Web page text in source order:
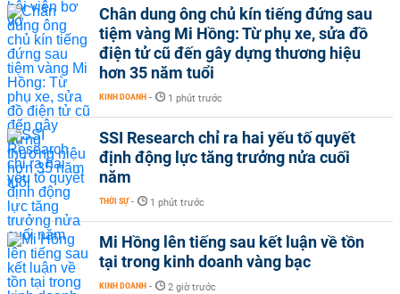
Chân dung ông chủ kín tiếng đứng sau
tiệm vàng Mi Hồng: Từ phụ xe, sửa đồ
điện tử cũ đến gây dựng thương hiệu
hơn 35 năm tuổi
KINH DOANH - 1 phút trước
SSI Research chỉ ra hai yếu tố quyết
định động lực tăng trưởng nửa cuối
năm
THỜI SỰ - 1 phút trước
Mi Hồng lên tiếng sau kết luận về tồn
tại trong kinh doanh vàng bạc
KINH DOANH - 2 giờ trước